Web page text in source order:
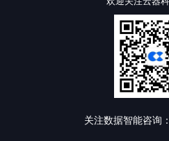
关注数据智能咨询